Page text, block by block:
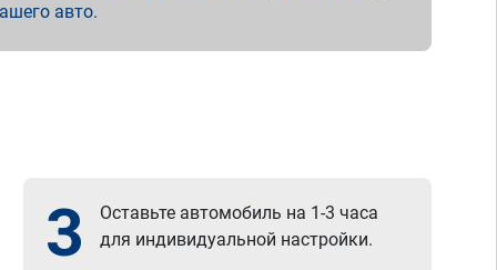
авто.
3
Оставьте автомобиль на 1-3 часа
для индивидуальной настройки.